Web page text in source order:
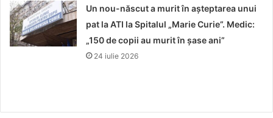
Un nou-născut a murit în așteptarea unui
pat la ATI la Spitalul „Marie Curie”. Medic:
„150 de copii au murit în șase ani”
24 iulie 2026